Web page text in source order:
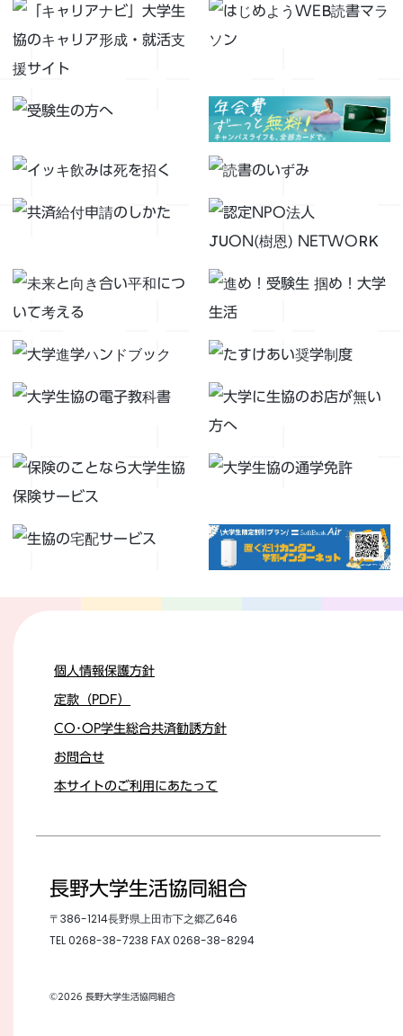
個人情報保護方針
定款（PDF）
CO･OP学生総合共済勧誘方針
お問合せ
本サイトのご利用にあたって
長野大学生活協同組合
〒386-1214長野県上田市下之郷乙646
TEL0268-38-7238 FAX 0268-38-8294
©2026 長野大学生活協同組合